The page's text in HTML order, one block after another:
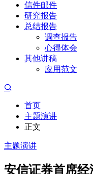
信件邮件
研究报告
总结报告
调查报告
心得体会
其他讲稿
应用范文
首页
主题演讲
正文
主题演讲
安信证券首席